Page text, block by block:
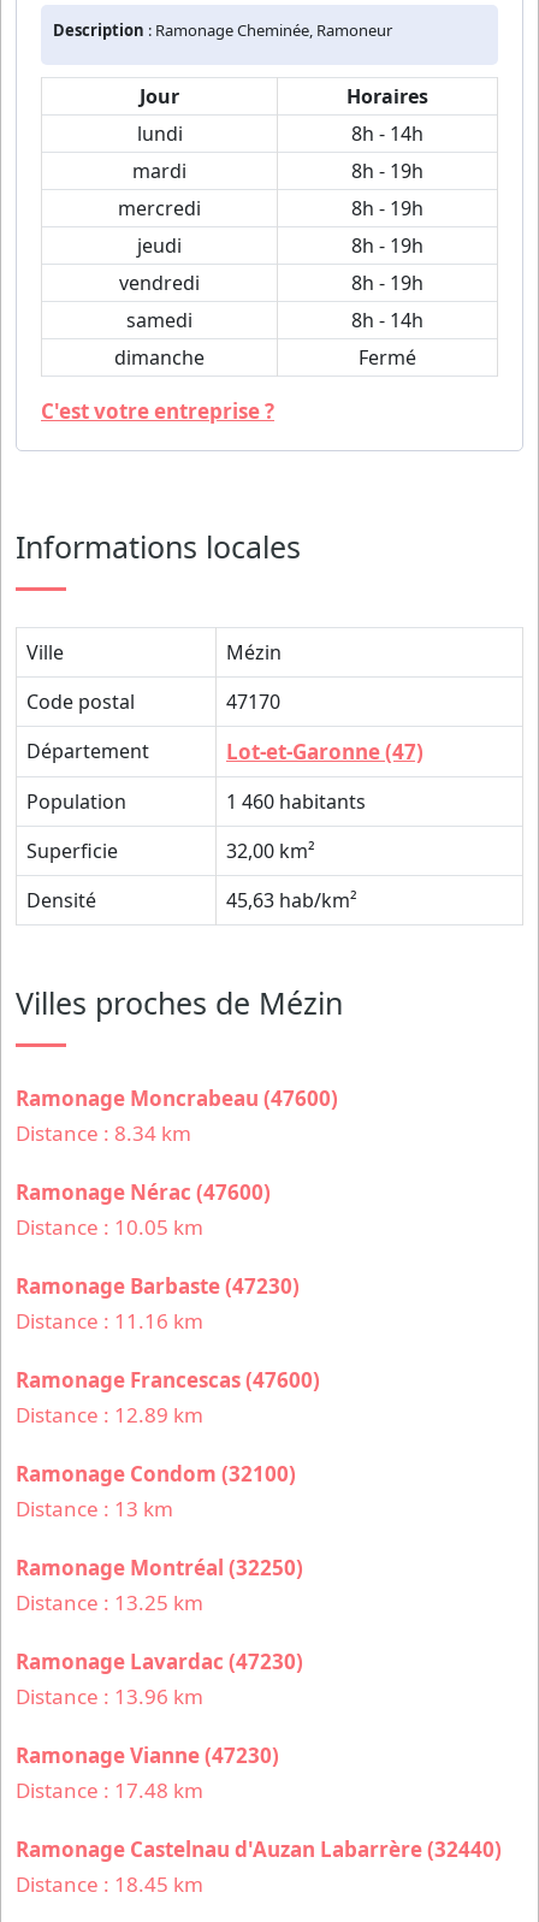
Description : Ramonage Cheminée, Ramoneur
Jour
Horaires
lundi
8h - 14h
mardi
8h - 19h
mercredi
8h - 19h
jeudi
8h - 19h
vendredi
8h - 19h
samedi
8h - 14h
dimanche
Fermé
C'est votre entreprise ?
Informations locales
Ville
Mézin
Code postal
47170
Département
Lot-et-Garonne (47)
Population
1 460 habitants
Superficie
32,00 km²
Densité
45,63 hab/km²
Villes proches de Mézin
Ramonage Moncrabeau (47600)
Distance : 8.34 km
Ramonage Nérac (47600)
Distance : 10.05 km
Ramonage Barbaste (47230)
Distance : 11.16 km
Ramonage Francescas (47600)
Distance : 12.89 km
Ramonage Condom (32100)
Distance : 13 km
Ramonage Montréal (32250)
Distance : 13.25 km
Ramonage Lavardac (47230)
Distance : 13.96 km
Ramonage Vianne (47230)
Distance : 17.48 km
Ramonage Castelnau d'Auzan Labarrère (32440)
Distance : 18.45 km